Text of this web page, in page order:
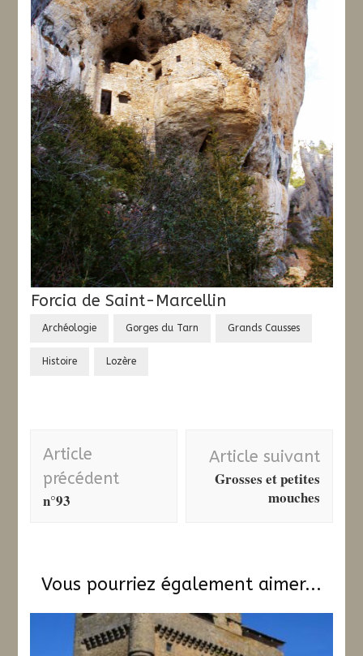
Forcia de Saint-Marcellin
Archéologie Gorges du Tarn Grands Causses
Histoire Lozère
Navigation
d'article
Article
précédent
n°93
Article suivant
Grosses et petites
mouches
Vous pourriez également aimer...